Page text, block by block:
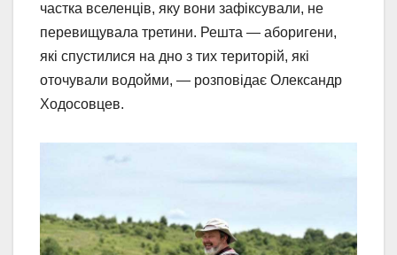
частка вселенців, яку вони зафіксували, не
перевищувала третини. Решта — аборигени,
які спустилися на дно з тих територій, які
оточували водойми, — розповідає Олександр
Ходосовцев.